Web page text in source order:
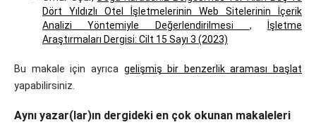
Dört Yıldızlı Otel İşletmelerinin Web Sitelerinin İçerik
Analizi Yöntemiyle Değerlendirilmesi ,
İşletme
Araştırmaları Dergisi: Cilt 15 Sayı 3 (2023)
Bu makale için ayrıca gelişmiş bir benzerlik araması başlat
yapabilirsiniz.
Aynı yazar(lar)ın dergideki en çok okunan makaleleri